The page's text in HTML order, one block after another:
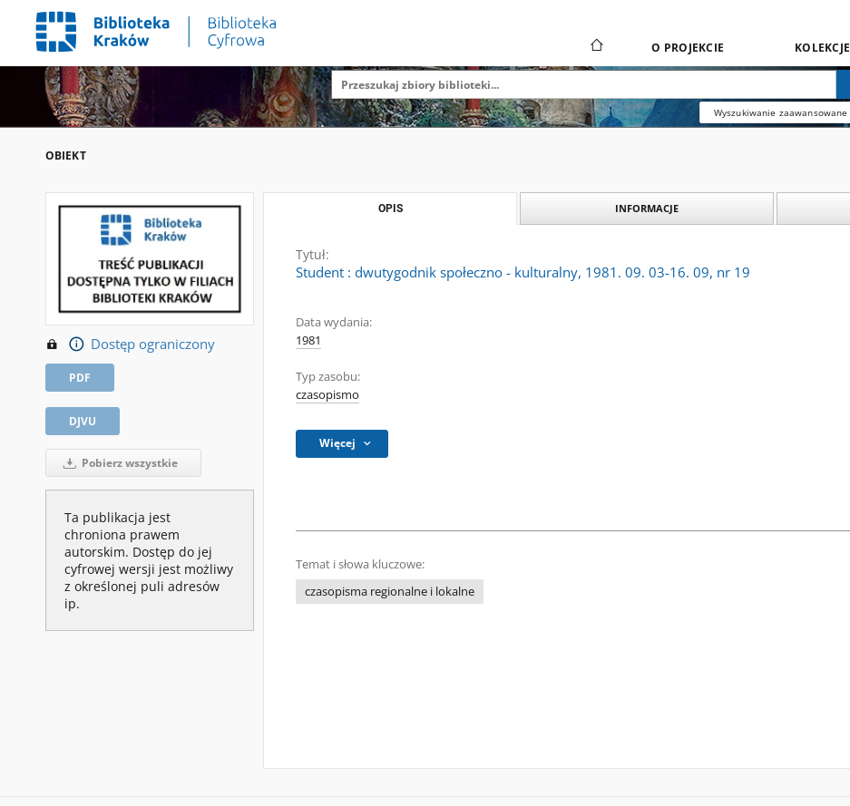
O PROJEKCIE KOLEKCJE
Wyszukiwanie zaawansowane
OBIEKT
Dostęp ograniczony
PDF
DJVU
Pobierz wszystkie
Ta publikacja jest
chroniona prawem
autorskim. Dostęp do jej
cyfrowej wersji jest możliwy
z określonej puli adresów
ip.
OPIS INFORMACJE
Tytuł:
Student : dwutygodnik społeczno - kulturalny, 1981. 09. 03-16. 09, nr 19
Data wydania:
1981
Typ zasobu:
czasopismo
Więcej
Temat i słowa kluczowe:
czasopisma regionalne i lokalne